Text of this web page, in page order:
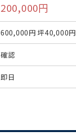
200,000円
600,000円 坪40,000円
確認
即日